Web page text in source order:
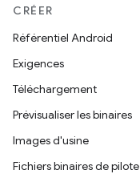
CRÉER
Référentiel Android
Exigences
Téléchargement
Prévisualiser les binaires
Images d'usine
Fichiers binaires de pilote